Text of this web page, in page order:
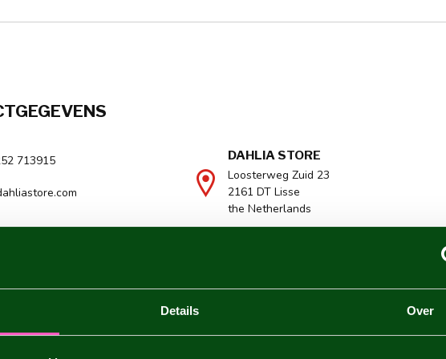
Details Over
713915
DAHLIA STORE
Loosterweg Zuid 23
2161 DT Lisse
the Netherlands